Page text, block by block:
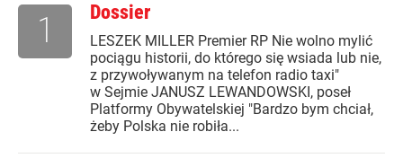
Dossier
LESZEK MILLER Premier RP Nie wolno mylić
pociągu historii, do którego się wsiada lub nie,
z przywoływanym na telefon radio taxi"
w Sejmie JANUSZ LEWANDOWSKI, poseł
Platformy Obywatelskiej "Bardzo bym chciał,
żeby Polska nie robiła...
1